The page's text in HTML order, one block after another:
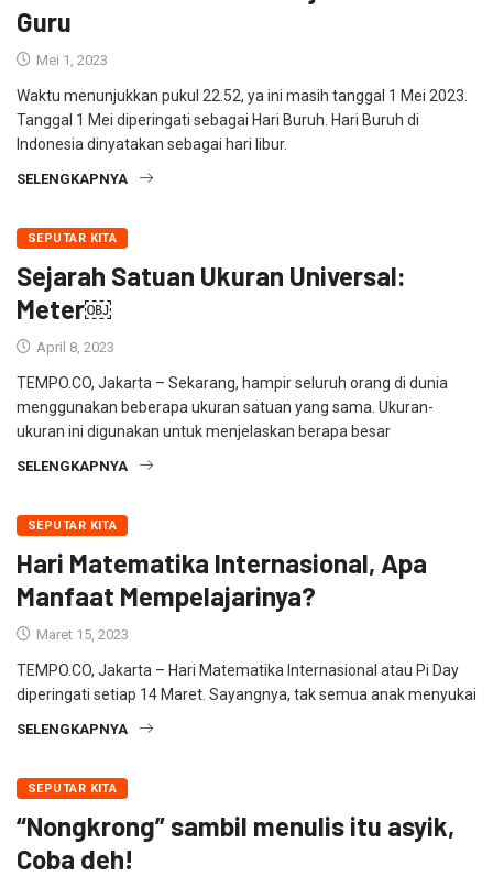
Guru
Mei 1, 2023
Waktu menunjukkan pukul 22.52, ya ini masih tanggal 1 Mei 2023.
Tanggal 1 Mei diperingati sebagai Hari Buruh. Hari Buruh di
Indonesia dinyatakan sebagai hari libur.
SELENGKAPNYA
SEPUTAR KITA
Sejarah Satuan Ukuran Universal:
Meter￼
April 8, 2023
TEMPO.CO, Jakarta – Sekarang, hampir seluruh orang di dunia
menggunakan beberapa ukuran satuan yang sama. Ukuran-
ukuran ini digunakan untuk menjelaskan berapa besar
SELENGKAPNYA
SEPUTAR KITA
Hari Matematika Internasional, Apa
Manfaat Mempelajarinya?
Maret 15, 2023
TEMPO.CO, Jakarta – Hari Matematika Internasional atau Pi Day
diperingati setiap 14 Maret. Sayangnya, tak semua anak menyukai
SELENGKAPNYA
SEPUTAR KITA
“Nongkrong” sambil menulis itu asyik,
Coba deh!